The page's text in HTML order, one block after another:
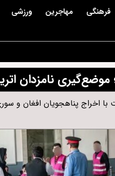
فرهنگی مهاجرین ورزشی
نامزدان
اخراج پناهجویان افغان و